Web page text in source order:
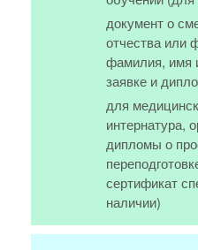
документ о
отчества или
фамилия, имя
заявке и
для
интернатура,
дипломы о
сертификат
наличии)